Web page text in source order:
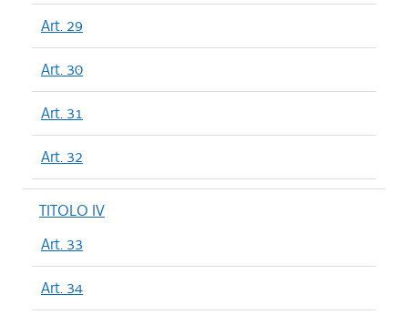
Art. 29
Art. 30
Art. 31
Art. 32
TITOLO IV
Art. 33
Art. 34